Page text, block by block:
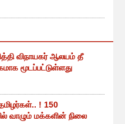
விநாயகர் ஆலயம் தீ
மூடப்பட்டுள்ளது
! 150
வாழும் மக்களின் நிலை